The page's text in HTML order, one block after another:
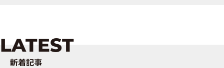
LATEST
新着記事